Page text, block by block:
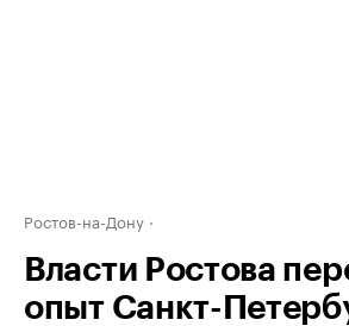
Ростов-на-Дону
Власти Ростова
опыт Санкт-